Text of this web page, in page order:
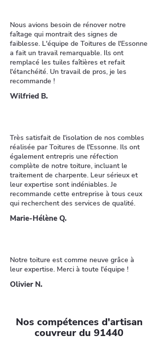
Nous avions besoin de rénover notre
faîtage qui montrait des signes de
faiblesse. L'équipe de Toitures de l'Essonne
a fait un travail remarquable. Ils ont
remplacé les tuiles faîtières et refait
l'étanchéité. Un travail de pros, je les
recommande !
Wilfried B.
Très satisfait de l'isolation de nos combles
réalisée par Toitures de l'Essonne. Ils ont
également entrepris une réfection
complète de notre toiture, incluant le
traitement de charpente. Leur sérieux et
leur expertise sont indéniables. Je
recommande cette entreprise à tous ceux
qui recherchent des services de qualité.
Marie-Hélène Q.
Notre toiture est comme neuve grâce à
leur expertise. Merci à toute l'équipe !
Olivier N.
Nos compétences d'artisan
couvreur du 91440